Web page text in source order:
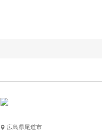
広島県尾道市